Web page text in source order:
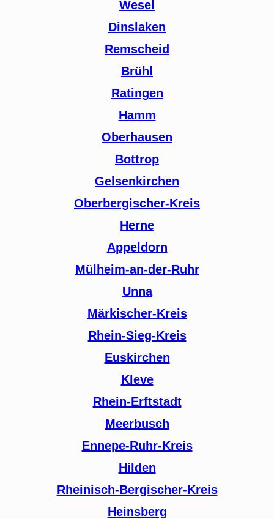
Wesel
Dinslaken
Remscheid
Brühl
Ratingen
Hamm
Oberhausen
Bottrop
Gelsenkirchen
Oberbergischer-Kreis
Herne
Appeldorn
Mülheim-an-der-Ruhr
Unna
Märkischer-Kreis
Rhein-Sieg-Kreis
Euskirchen
Kleve
Rhein-Erftstadt
Meerbusch
Ennepe-Ruhr-Kreis
Hilden
Rheinisch-Bergischer-Kreis
Heinsberg